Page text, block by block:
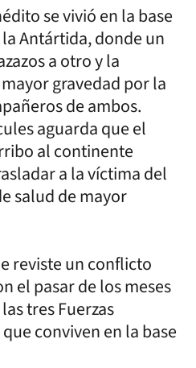
se vivió en la base
Antártida, donde un
a otro y la
gravedad por la
de ambos.
aguarda que el
al continente
a la víctima del
salud de mayor
reviste un conflicto
el pasar de los meses
tres Fuerzas
conviven en la base